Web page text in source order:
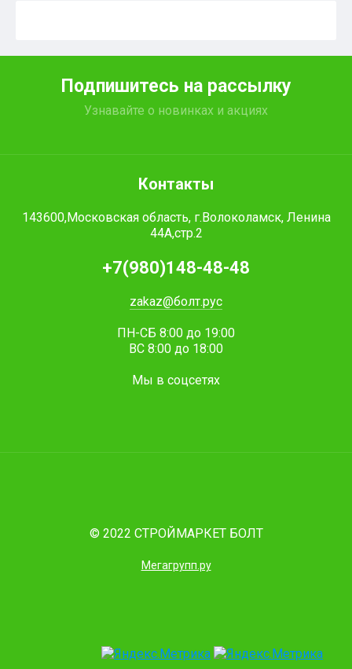
Подпишитесь на рассылку
Узнавайте о новинках и акциях
Контакты
143600,Московская область, г.Волоколамск, Ленина
44А,стр.2
+7(980)148-48-48
zakaz@болт.рус
ПН-СБ 8:00 до 19:00
ВС 8:00 до 18:00
Мы в соцсетях
© 2022 СТРОЙМАРКЕТ БОЛТ
Мегагрупп.ру